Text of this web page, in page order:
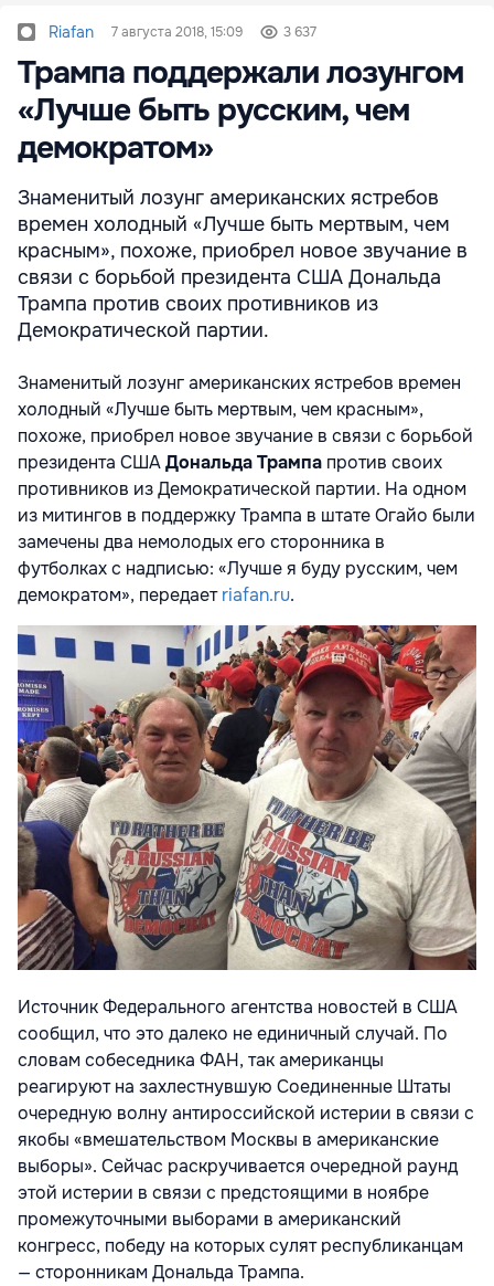
Riafan 7 августа 2018, 15:09 3 637
Трампа поддержали лозунгом
«Лучше быть русским, чем
демократом»
Знаменитый лозунг американских ястребов
времен холодный «Лучше быть мертвым, чем
красным», похоже, приобрел новое звучание в
связи с борьбой президента США Дональда
Трампа против своих противников из
Демократической партии.
Знаменитый лозунг американских ястребов времен
холодный «Лучше быть мертвым, чем красным»,
похоже, приобрел новое звучание в связи с борьбой
президента СШАДональда Трампа против своих
противников из Демократической партии. На одном
из митингов в поддержку Трампа в штате Огайо были
замечены два немолодых его сторонника в
футболках с надписью: «Лучше я буду русским, чем
демократом», передаетriafan.ru.
Источник Федерального агентства новостей в США
сообщил, что это далеко не единичный случай. По
словам собеседника ФАН, так американцы
реагируют на захлестнувшую Соединенные Штаты
очередную волну антироссийской истерии в связи с
якобы «вмешательством Москвы в американские
выборы». Сейчас раскручивается очередной раунд
этой истерии в связи с предстоящими в ноябре
промежуточными выборами в американский
конгресс, победу на которых сулят республиканцам
— сторонникам Дональда Трампа.